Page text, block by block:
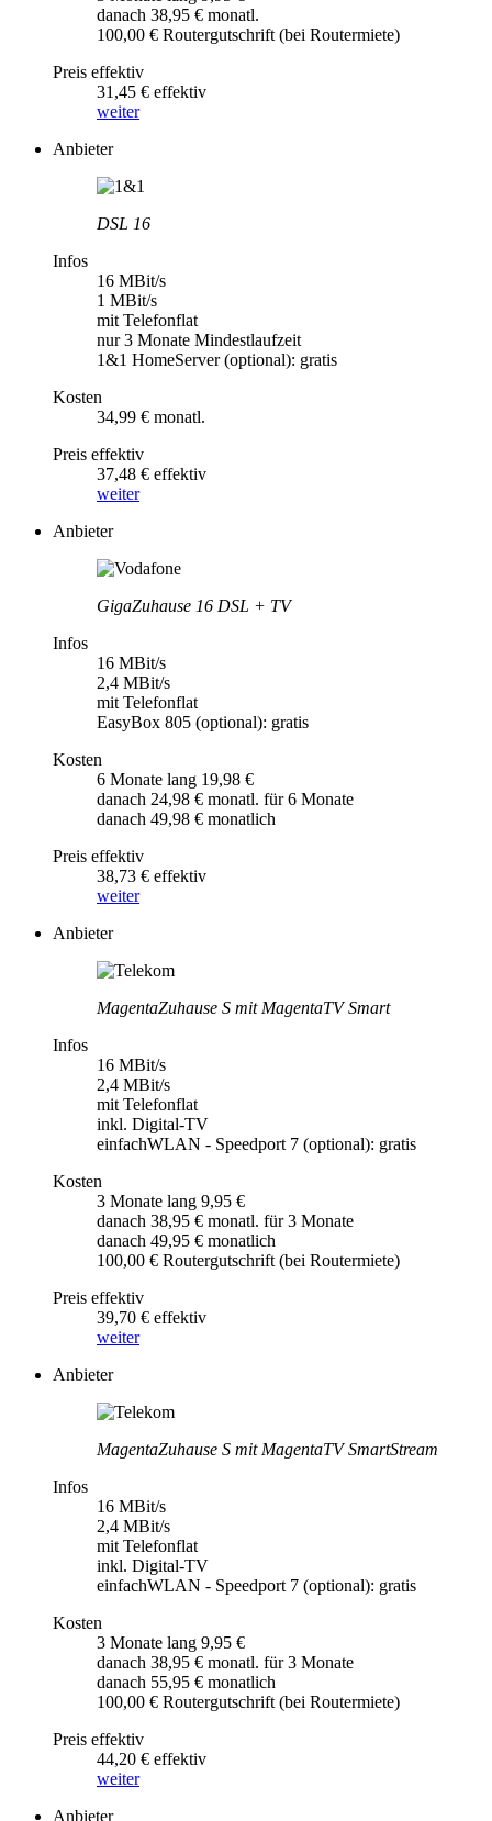
danach 38,95 € monatl.
100,00 € Routergutschrift (bei Routermiete)
Preis effektiv
31,45 € effektiv
weiter
Anbieter
DSL 16
Infos
16 MBit/s
1 MBit/s
mit Telefonflat
nur 3 Monate Mindestlaufzeit
1&1 HomeServer (optional): gratis
Kosten
34,99 € monatl.
Preis effektiv
37,48 € effektiv
weiter
Anbieter
GigaZuhause 16 DSL + TV
Infos
16 MBit/s
2,4 MBit/s
mit Telefonflat
EasyBox 805 (optional): gratis
Kosten
6 Monate lang 19,98 €
danach 24,98 € monatl. für 6 Monate
danach 49,98 € monatlich
Preis effektiv
38,73 € effektiv
weiter
Anbieter
MagentaZuhause S mit MagentaTV Smart
Infos
16 MBit/s
2,4 MBit/s
mit Telefonflat
inkl. Digital-TV
einfachWLAN - Speedport 7 (optional): gratis
Kosten
3 Monate lang 9,95 €
danach 38,95 € monatl. für 3 Monate
danach 49,95 € monatlich
100,00 € Routergutschrift (bei Routermiete)
Preis effektiv
39,70 € effektiv
weiter
Anbieter
MagentaZuhause S mit MagentaTV SmartStream
Infos
16 MBit/s
2,4 MBit/s
mit Telefonflat
inkl. Digital-TV
einfachWLAN - Speedport 7 (optional): gratis
Kosten
3 Monate lang 9,95 €
danach 38,95 € monatl. für 3 Monate
danach 55,95 € monatlich
100,00 € Routergutschrift (bei Routermiete)
Preis effektiv
44,20 € effektiv
weiter
Anbieter